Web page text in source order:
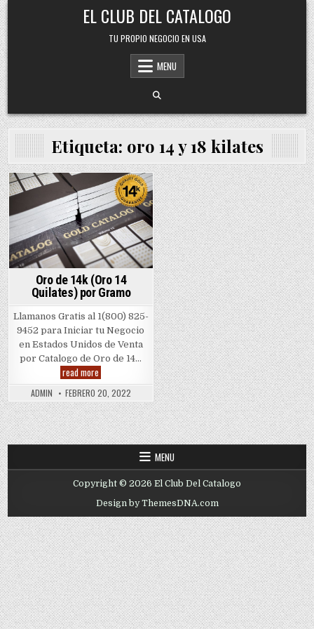
Skip
to
content
EL CLUB DEL CATALOGO
TU PROPIO NEGOCIO EN USA
MENU
Etiqueta: oro 14 y 18 kilates
Posted
in
Oro de 14k (Oro 14
Quilates) por Gramo
Llamanos Gratis al 1(800) 825-
9452 para Iniciar tu Negocio
en Estados Unidos de Venta
por Catalogo de Oro de 14…
read more
de
14k
(Oro
14
Quilates)
por
Gramo
ADMIN FEBRERO 20, 2022
MENU
Copyright © 2026 El Club Del Catalogo
Design by ThemesDNA.com